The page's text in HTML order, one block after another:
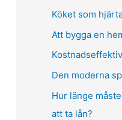
Köket som
Att bygga en
Den moderna
Hur länge
att ta lån?